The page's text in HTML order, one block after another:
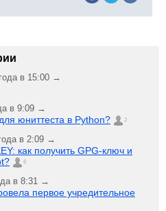
в 15:00 →
в 9:09 →
юниттеста в Python? 2
в 2:09 →
как получить GPG-ключ и
6
в 8:31 →
первое учредительное